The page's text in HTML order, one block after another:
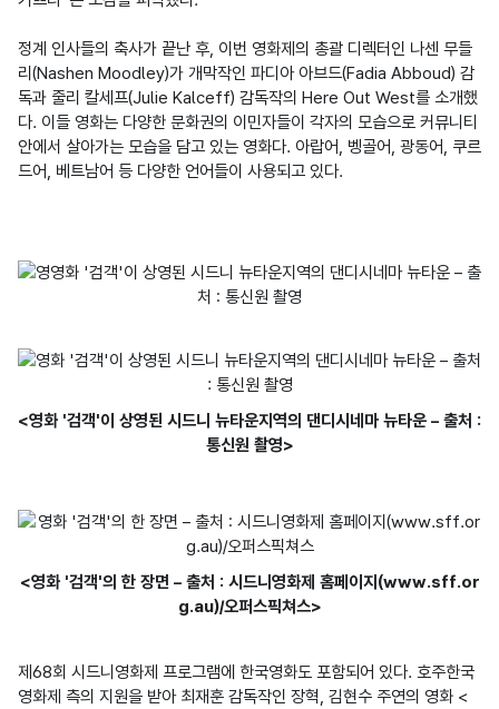
정계 인사들의 축사가 끝난 후, 이번 영화제의 총괄 디렉터인 나센 무들
리(Nashen Moodley)가 개막작인 파디아 아브드(Fadia Abboud) 감
독과 줄리 칼세프(Julie Kalceff) 감독작의 Here Out West를 소개했
다. 이들 영화는 다양한 문화권의 이민자들이 각자의 모습으로 커뮤니티
안에서 살아가는 모습을 담고 있는 영화다. 아랍어, 벵골어, 광동어, 쿠르
드어, 베트남어 등 다양한 언어들이 사용되고 있다.
<영화 '검객'이 상영된 시드니 뉴타운지역의 댄디시네마 뉴타운 – 출처 :
통신원 촬영>
<영화 '검객'의 한 장면 – 출처 : 시드니영화제 홈페이지(www.sff.or
g.au)/오퍼스픽쳐스>
제68회 시드니영화제 프로그램에 한국영화도 포함되어 있다. 호주한국
영화제 측의 지원을 받아 최재훈 감독작인 장혁, 김현수 주연의 영화 <